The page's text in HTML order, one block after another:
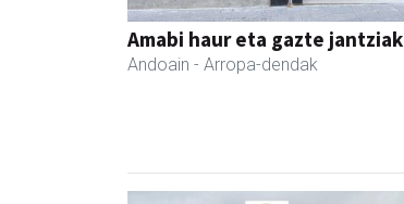
Amabi haur eta gazte jantziak
Andoain - Arropa-dendak